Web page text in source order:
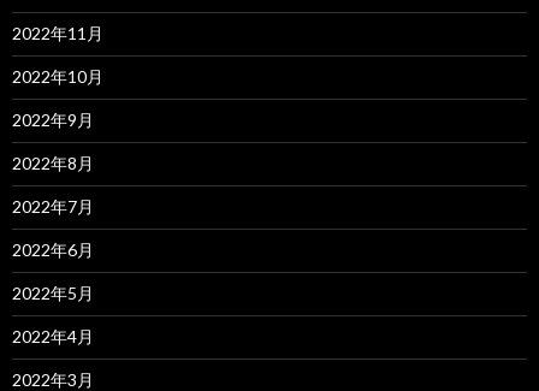
2022年11月
2022年10月
2022年9月
2022年8月
2022年7月
2022年6月
2022年5月
2022年4月
2022年3月